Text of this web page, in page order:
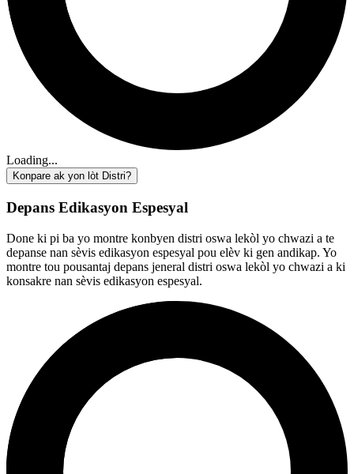
Loading...
Konpare ak yon lòt Distri?
Depans Edikasyon Espesyal
Done ki pi ba yo montre konbyen distri oswa lekòl yo chwazi a te
depanse nan sèvis edikasyon espesyal pou elèv ki gen andikap. Yo
montre tou pousantaj depans jeneral distri oswa lekòl yo chwazi a ki
konsakre nan sèvis edikasyon espesyal.